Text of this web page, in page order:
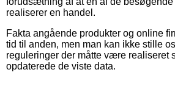
realiserer en handel.
Fakta angående produkter og online
tid til anden, men man kan ikke stille
reguleringer der måtte være realiseret
opdaterede de viste data.